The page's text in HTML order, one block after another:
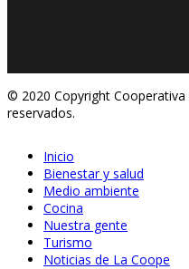
© 2020 Copyright
reservados.
Inicio
Bienestar y salud
Medio ambiente
Cocina
Nuestra gente
Turismo
Noticias de La Coope